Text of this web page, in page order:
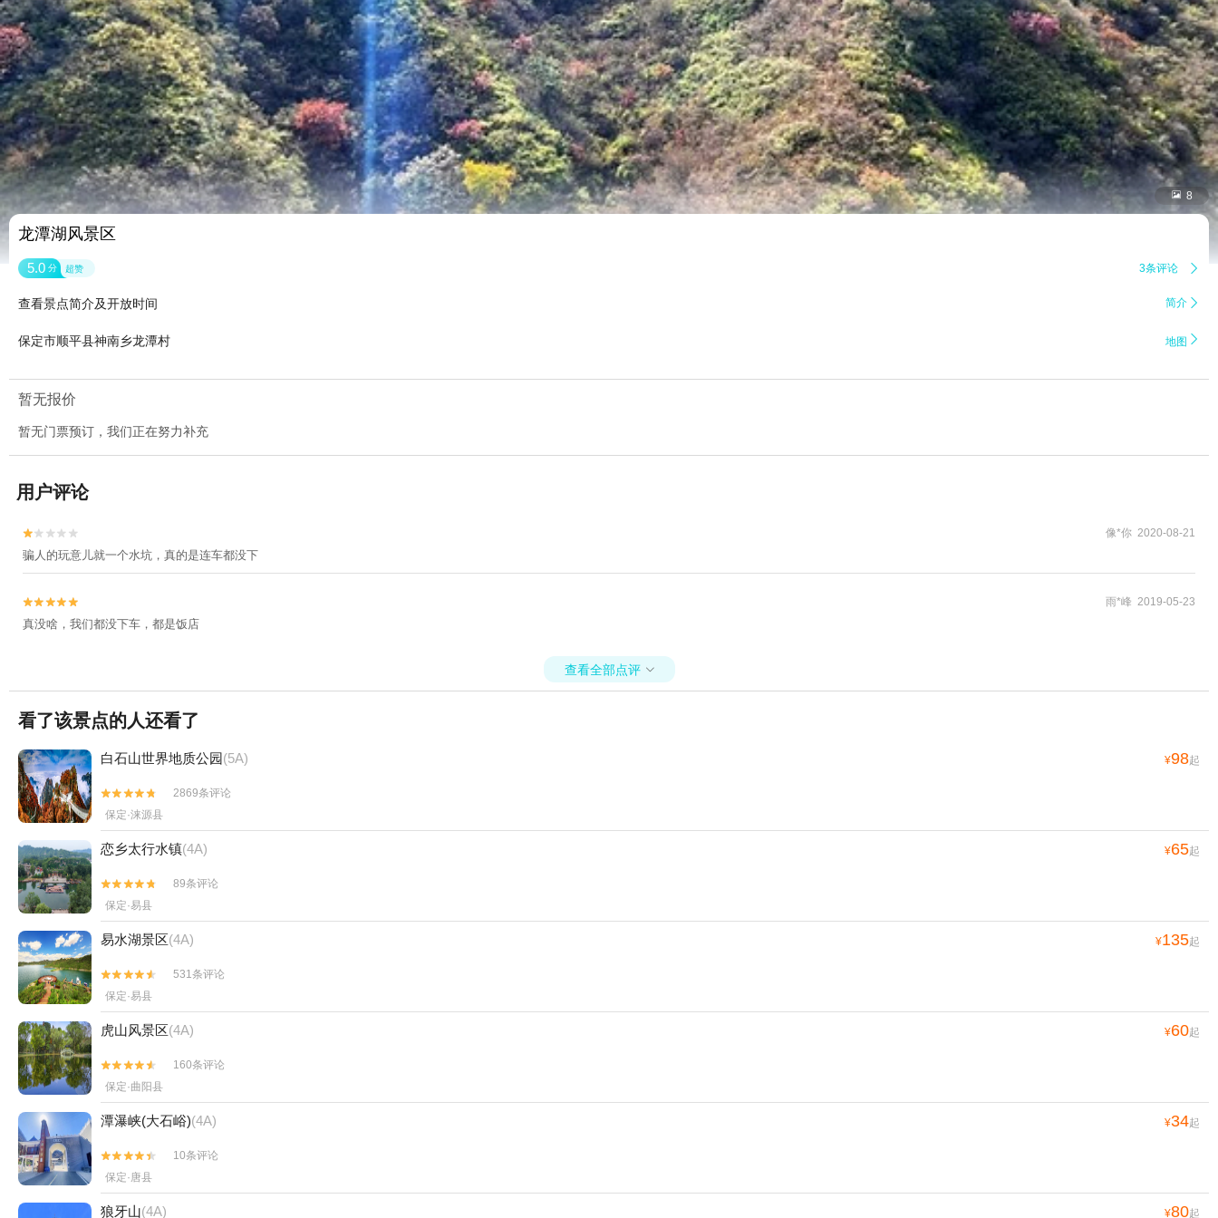
 8
龙潭湖风景区
5.0 分 超赞 3条评论 
查看景点简介及开放时间 简介 
保定市顺平县神南乡龙潭村 地图 
暂无报价
暂无门票预订，我们正在努力补充
用户评论

 像*你 2020-08-21
骗人的玩意儿就一个水坑，真的是连车都没下

 雨*峰 2019-05-23
真没啥，我们都没下车，都是饭店
查看全部点评 
看了该景点的人还看了
白石山世界地质公园(5A) ¥98起


2869条评论
保定·涞源县
恋乡太行水镇(4A) ¥65起


89条评论
保定·易县
易水湖景区(4A) ¥135起


531条评论
保定·易县
虎山风景区(4A) ¥60起


160条评论
保定·曲阳县
潭瀑峡(大石峪)(4A) ¥34起


10条评论
保定·唐县
狼牙山(4A) ¥80起